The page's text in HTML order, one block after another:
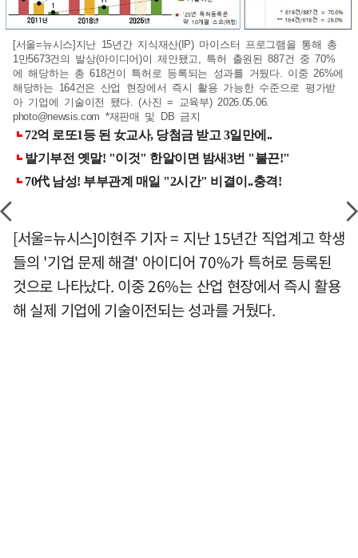
[서울=뉴시스]지난 15년간 지식재산(IP) 마이스터 프로그램을 통해 총
1만5673건의 발상(아이디어)이 제안됐고, 특허 출원된 887건 중 70%
에 해당하는 총 618건이 특허로 등록되는 성과를 거뒀다. 이중 26%에
해당하는 164건은 산업 현장에서 즉시 활용 가능한 수준으로 평가받
아 기업에 기술이전 됐다. (사진 = 교육부) 2026.05.06.
photo@newsis.com *재판매 및 DB 금지
[서울=뉴시스]이현주 기자 = 지난 15년간 직업계고 학생
들의 '기업 문제 해결' 아이디어 70%가 특허로 등록된
것으로 나타났다. 이중 26%는 산업 현장에서 즉시 활용
해 실제 기업에 기술이전되는 성과를 거뒀다.